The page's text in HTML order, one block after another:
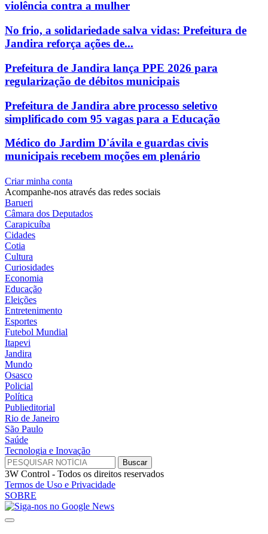
violência contra a mulher
No frio, a solidariedade salva vidas: Prefeitura de
Jandira reforça ações de...
Prefeitura de Jandira lança PPE 2026 para
regularização de débitos municipais
Prefeitura de Jandira abre processo seletivo
simplificado com 95 vagas para a Educação
Médico do Jardim D'ávila e guardas civis
municipais recebem moções em plenário
Criar minha conta
Acompanhe-nos através das redes sociais
Barueri
Câmara dos Deputados
Carapicuíba
Cidades
Cotia
Cultura
Curiosidades
Economia
Educação
Eleições
Entretenimento
Esportes
Futebol Mundial
Itapevi
Jandira
Mundo
Osasco
Policial
Política
Publieditorial
Rio de Janeiro
São Paulo
Saúde
Tecnologia e Inovação
3W Control - Todos os direitos reservados
Termos de Uso e Privacidade
SOBRE